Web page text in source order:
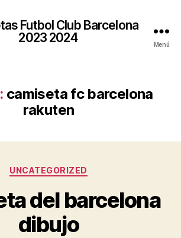
Futbol Club Barcelona
2023 2024
Menú
camiseta fc barcelona
rakuten
Categorías
UNCATEGORIZED
del barcelona
dibujo